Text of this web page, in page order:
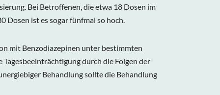
Bei Betroffenen, die etwa 18 Dosen im
Dosen ist es sogar fünfmal so hoch.
mit Benzodiazepinen unter bestimmten
durch die Folgen der
Behandlung sollte die Behandlung